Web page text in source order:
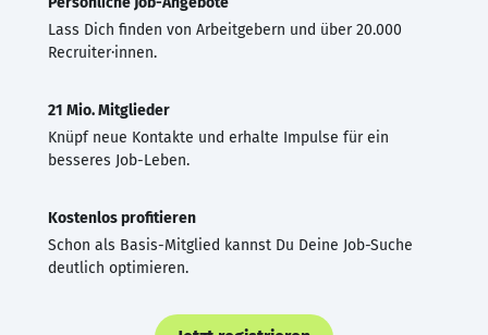
Lass Dich finden von Arbeitgebern und über 20.000
Recruiter·innen.
21 Mio. Mitglieder
Knüpf neue Kontakte und erhalte Impulse für ein
besseres Job-Leben.
Kostenlos profitieren
Schon als Basis-Mitglied kannst Du Deine Job-Suche
deutlich optimieren.